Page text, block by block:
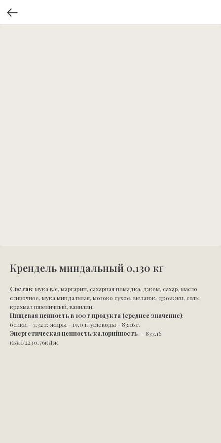
Крендель миндальный 0,130 кг
Состав: мука в/с, маргарин, сахарная помадка, джем, сахар, масло
сливочное, мука миндальная, молоко сухое, меланж, дрожжи, соль,
крахмал пшеничный, ванилин.
Пищевая ценность в 100 г продукта (среднее значение):
белки - 7,32 г; жиры - 19,0 г; углеводы - 83,16 г.
Энергетическая ценность/калорийность— 833,16
ккал/2230,76кДж.